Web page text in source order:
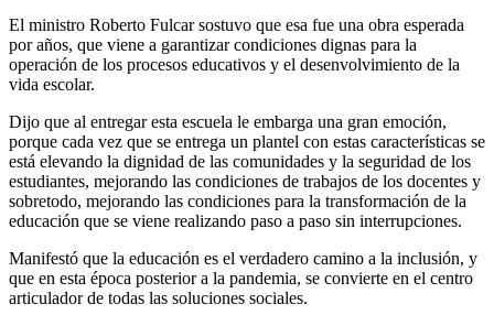
El ministro Roberto Fulcar sostuvo que esa fue una obra esperada
por años, que viene a garantizar condiciones dignas para la
operación de los procesos educativos y el desenvolvimiento de la
vida escolar.
Dijo que al entregar esta escuela le embarga una gran emoción,
porque cada vez que se entrega un plantel con estas características se
está elevando la dignidad de las comunidades y la seguridad de los
estudiantes, mejorando las condiciones de trabajos de los docentes y
sobretodo, mejorando las condiciones para la transformación de la
educación que se viene realizando paso a paso sin interrupciones.
Manifestó que la educación es el verdadero camino a la inclusión, y
que en esta época posterior a la pandemia, se convierte en el centro
articulador de todas las soluciones sociales.